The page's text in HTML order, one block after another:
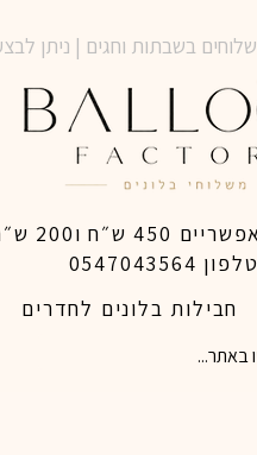
טלפון 0547043564
חבילות בלונים לחדרים